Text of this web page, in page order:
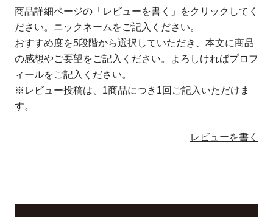
商品詳細ページの「レビューを書く」をクリックしてく
ださい。ニックネームをご記入ください。
おすすめ度を5段階から選択していただき、本文に商品
の感想やご要望をご記入ください。よろしければプロフ
ィールをご記入ください。
※レビュー投稿は、1商品につき1回ご記入いただけま
す。
レビューを書く